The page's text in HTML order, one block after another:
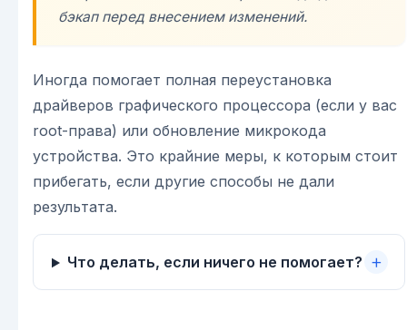
бэкап перед внесением изменений.
Иногда помогает полная переустановка
драйверов графического процессора (если у вас
root-права) или обновление микрокода
устройства. Это крайние меры, к которым стоит
прибегать, если другие способы не дали
результата.
Что делать, если ничего не помогает?